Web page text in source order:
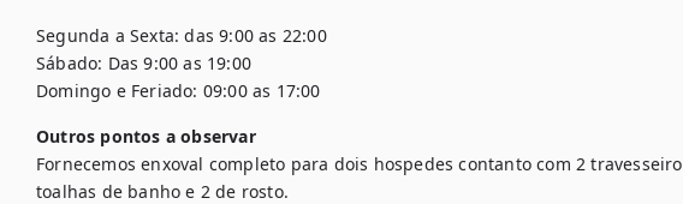
Segunda a Sexta: das 9:00 as 22:00
Sábado: Das 9:00 as 19:00
Domingo e Feriado: 09:00 as 17:00
Outros pontos a observar
Fornecemos enxoval completo para dois hospedes contanto com 2
toalhas de banho e 2 de rosto.